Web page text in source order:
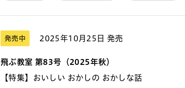
発売中 2025年10月25日 発売
飛ぶ教室 第83号（2025年秋）
【特集】おいしい おかしの おかしな話